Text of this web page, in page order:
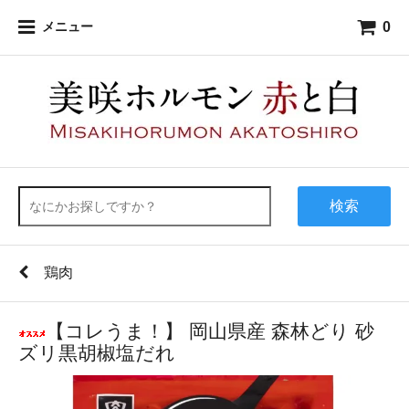
メニュー 0
検索
鶏肉
【コレうま！】 岡山県産 森林どり 砂
ズリ黒胡椒塩だれ